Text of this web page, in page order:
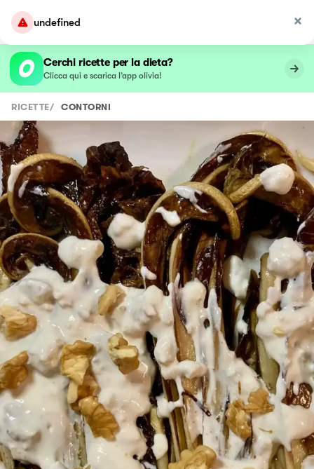
undefined
Cerchi ricette per la dieta?
Clicca qui e scarica l’app olivia!
RICETTE/ CONTORNI